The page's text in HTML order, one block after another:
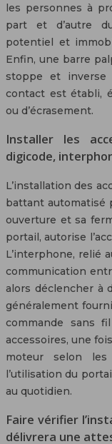
les personnes à
part et d’autre
potentiel et
Enfin, une barre
stoppe et inverse
contact est établi,
ou d’écrasement.
Installer les
digicode,
L’installation des
battant automatisé
ouverture et sa
portail, autorise
L’interphone, relié
communication
alors déclencher à
généralement
commande sans
accessoires, une
moteur selon
l’utilisation du
au quotidien.
Faire vérifier
délivrera une